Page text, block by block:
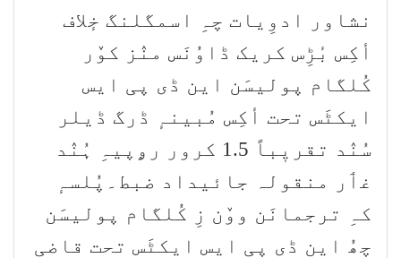
نشاور ادوِیات چہِ اسمگلنگ خٕلاف
أکِس بٔڑِس کریک ڈاوُنَس منٛز کوٚر
کُلگام پولیسَن این ڈی پی ایس
ایکٹَس تحت أکِس مُبینہٕ ڈرگ ڈیلر
سُنٛد تقریٖباً 1.5 کرور رۄپیہِ ہُنٛد
غٲر منقولہ جائیداد ضبط۔پُلسہٕ
کہِ ترجمانَن ووٚن زِ کُلگام پولیسَن
چھُ این ڈی پی ایس ایکٹَس تحت قاضی